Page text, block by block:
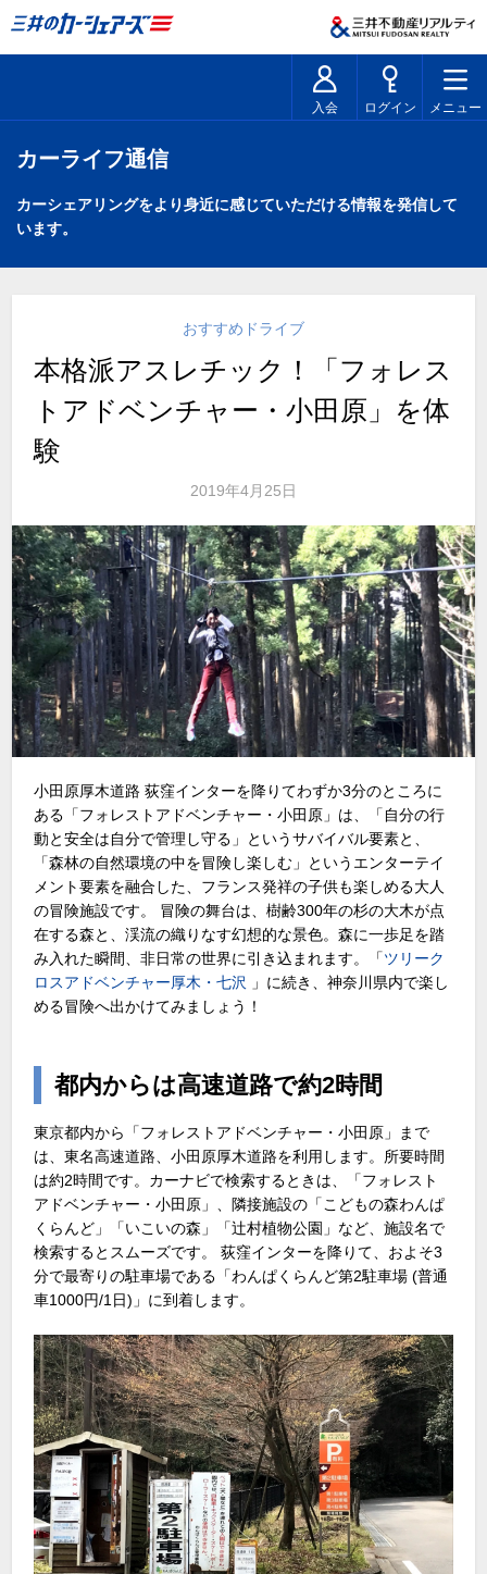
入会 ログイン メニュー
カーライフ通信
カーシェアリングをより身近に感じていただける情報を発信して
います。
おすすめドライブ
本格派アスレチック！「フォレス
トアドベンチャー・小田原」を体
験
2019年4月25日
小田原厚木道路 荻窪インターを降りてわずか3分のところに
ある「フォレストアドベンチャー・小田原」は、「自分の行
動と安全は自分で管理し守る」というサバイバル要素と、
「森林の自然環境の中を冒険し楽しむ」というエンターテイ
メント要素を融合した、フランス発祥の子供も楽しめる大人
の冒険施設です。 冒険の舞台は、樹齢300年の杉の大木が点
在する森と、渓流の織りなす幻想的な景色。森に一歩足を踏
み入れた瞬間、非日常の世界に引き込まれます。「ツリーク
ロスアドベンチャー厚木・七沢
」に続き、神奈川県内で楽し
める冒険へ出かけてみましょう！
都内からは高速道路で約2時間
東京都内から「フォレストアドベンチャー・小田原」まで
は、東名高速道路、小田原厚木道路を利用します。所要時間
は約2時間です。カーナビで検索するときは、「フォレスト
アドベンチャー・小田原」、隣接施設の「こどもの森わんぱ
くらんど」「いこいの森」「辻村植物公園」など、施設名で
検索するとスムーズです。 荻窪インターを降りて、およそ3
分で最寄りの駐車場である「わんぱくらんど第2駐車場 (普通
車1000円/1日)」に到着します。